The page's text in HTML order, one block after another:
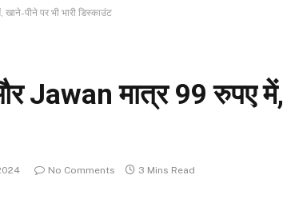
पीने पर भी भारी डिस्काउंट
Jawan मात्र 99 रुपए में,
No Comments 3 Mins Read